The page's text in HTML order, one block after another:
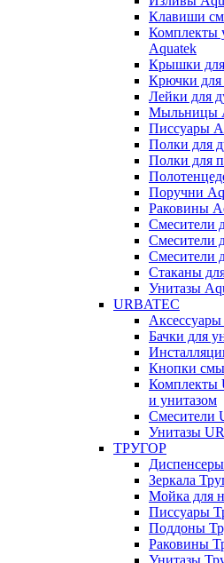
Клавиши
Комплекты
Aquatek
Крышки для
Крючки для
Лейки для
Мыльницы
Писсуары
Полки для
Полки для
Поручни
Раковины
Смесители
Смесители
Смесители
Стаканы
Унитазы
URBATEC
Бачки для
Кнопки
Комплекты
и унитазом
Смесители
Унитазы
ТРУГОР
Зеркала
Мойка для
Писсуары
Поддоны
Раковины
Унитазы